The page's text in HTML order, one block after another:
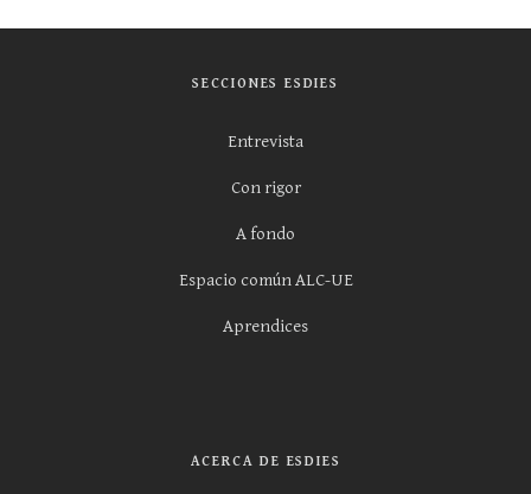
SECCIONES ESDIES
Entrevista
Con rigor
A fondo
Espacio común ALC-UE
Aprendices
ACERCA DE ESDIES